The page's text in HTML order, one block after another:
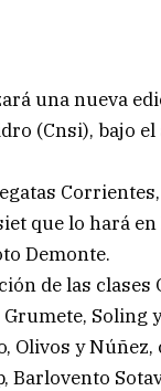
una nueva
(Cnsi), bajo el
que lo hará
Demonte.
de las
Soling
Olivos y